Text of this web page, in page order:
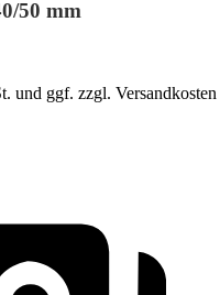
50 mm
ggf. zzgl. Versandkosten